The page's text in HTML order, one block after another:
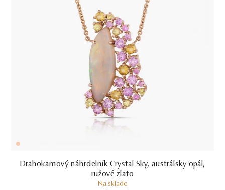
Drahokamový náhrdelník Crystal Sky, austrálsky opál,
ružové zlato
Na sklade